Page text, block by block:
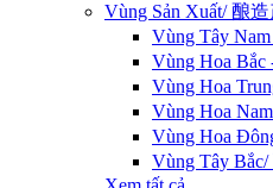
Vùng Sản Xuất/ 酿
Vùng Tây
Vùng Hoa
Vùng Hoa
Vùng Hoa
Vùng Hoa
Vùng Tây